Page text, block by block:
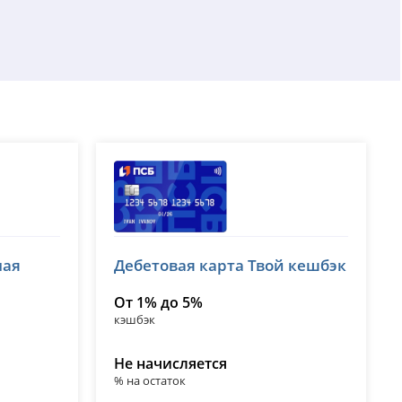
лицензия № 3251
Дебетовая карта Твой кешбэк
От 1% до 5%
кэшбэк
Не начисляется
% на остаток